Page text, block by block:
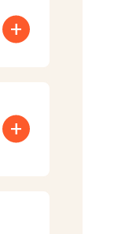
+
+